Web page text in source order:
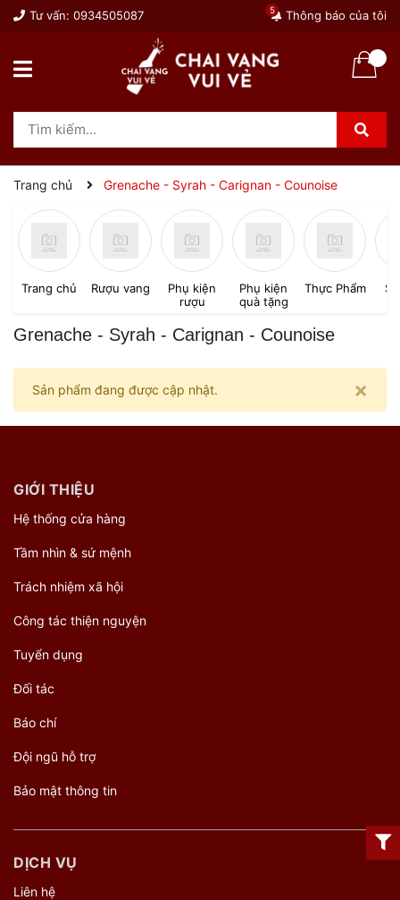
Tư vấn: 0934505087 Thông báo của tôi
5
Trang chủ Grenache - Syrah - Carignan - Counoise
Trang chủ Rượu vang
Phụ kiện
rượu
Phụ kiện
quà tặng
Thực Phẩm
Grenache - Syrah - Carignan - Counoise
×
Sản phẩm đang được cập nhật.
GIỚI THIỆU
Hệ thống cửa hàng
Tầm nhìn & sứ mệnh
Trách nhiệm xã hội
Công tác thiện nguyện
Tuyển dụng
Đối tác
Báo chí
Đội ngũ hỗ trợ
Bảo mật thông tin
DỊCH VỤ
Liên hệ